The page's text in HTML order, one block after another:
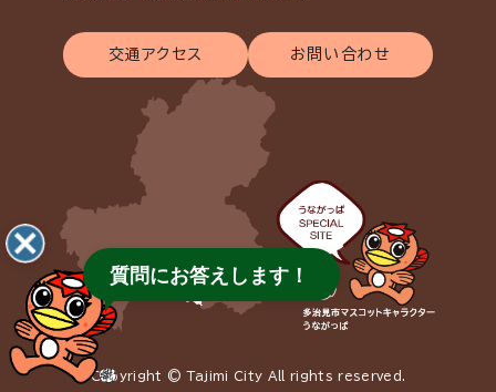
交通アクセス お問い合わせ
Copyright © Tajimi City All rights reserved.
質問にお答えします！